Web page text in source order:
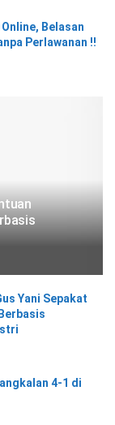
Belasan
Perlawanan !!
Yani Sepakat
4-1 di